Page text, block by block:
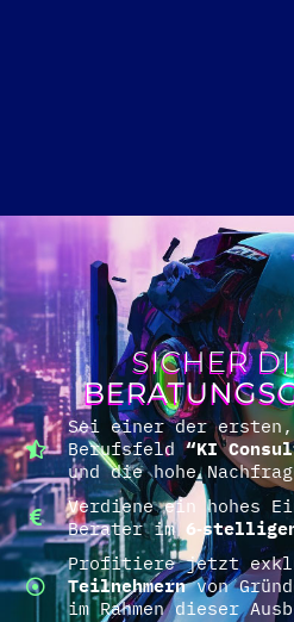
SICHER
Sei einer der
Berufsfeld“KI
und die hohe
Verdiene ein hohes
Berater im
Profitiere jetzt
Teilnehmernvon
im Rahmen dieser